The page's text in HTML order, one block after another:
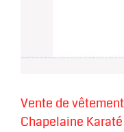
Vente de
Chapelaine Karaté